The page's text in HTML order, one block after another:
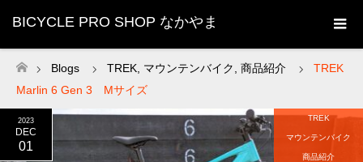
BICYCLE PRO SHOP なかやま
ホーム
Blogs TREK マウンテンバイク 商品紹介
TREK
Marlin 6 Gen 3 Mサイズ
2023
DEC
01
TREK
マウンテンバイク
商品紹介